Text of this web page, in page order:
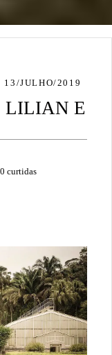
13/JULHO/2019
LILIAN E
0 curtidas